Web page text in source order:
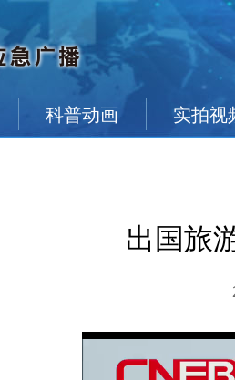
科普动画 实拍视
出国旅